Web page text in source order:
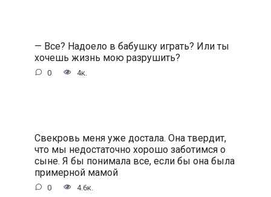
— Все? Надоело в бабушку играть? Или ты
хочешь жизнь мою разрушить?
0 4к.
Свекровь меня уже достала. Она твердит,
что мы недостаточно хорошо заботимся о
сыне. Я бы понимала все, если бы она была
примерной мамой
0 4.6к.